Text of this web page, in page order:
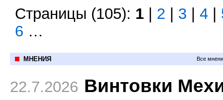
Страницы (105): 1 2 3 4
6 …
МНЕНИЯ Все
22.7.2026 Винтовки